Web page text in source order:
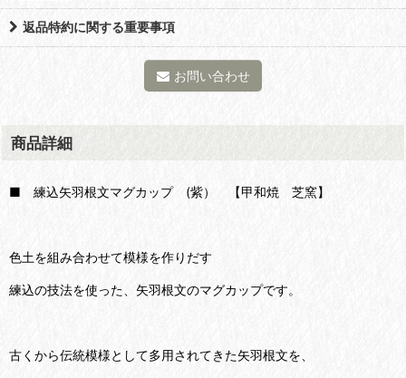
返品特約に関する重要事項
お問い合わせ
商品詳細
■ 練込矢羽根文マグカップ (紫） 【甲和焼 芝窯】
色土を組み合わせて模様を作りだす
練込の技法を使った、矢羽根文のマグカップです。
古くから伝統模様として多用されてきた矢羽根文を、